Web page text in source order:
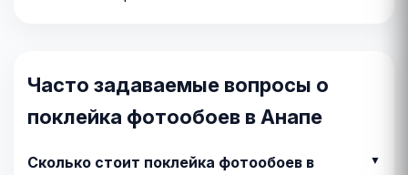
Часто задаваемые вопросы о
поклейка фотообоев в Анапе
Сколько стоит поклейка фотообоев в